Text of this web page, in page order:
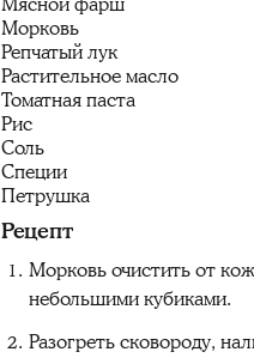
Морковь
Репчатый лук
Растительное масло
Томатная паста
Рис
Соль
Специи
Петрушка
Рецепт
Морковь очистить от
небольшими кубиками.
Разогреть сковороду,